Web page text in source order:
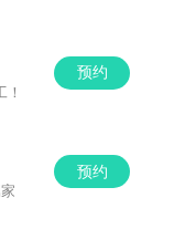
预约
预约